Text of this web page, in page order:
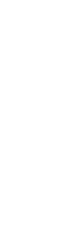
Beitritt ist nicht
sich beim
letzter
Neugründung
je
oder